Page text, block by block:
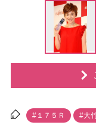
#１７５Ｒ #大